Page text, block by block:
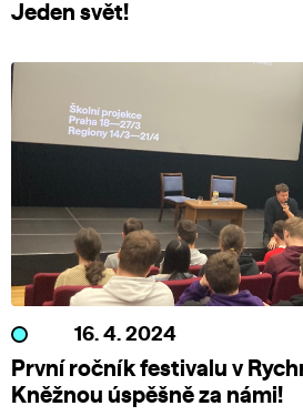
Jeden svět!
16. 4. 2024
První ročník festivalu v
Kněžnou úspěšně za námi!